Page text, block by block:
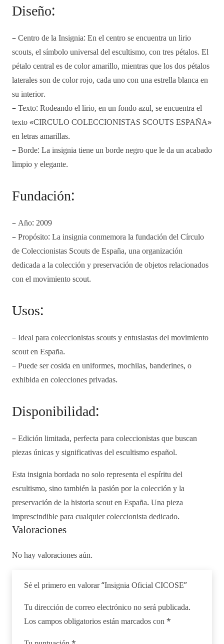
Diseño:
– Centro de la Insignia: En el centro se encuentra un lirio
scouts, el símbolo universal del escultismo, con tres pétalos. El
pétalo central es de color amarillo, mientras que los dos pétalos
laterales son de color rojo, cada uno con una estrella blanca en
su interior.
– Texto: Rodeando el lirio, en un fondo azul, se encuentra el
texto «CIRCULO COLECCIONISTAS SCOUTS ESPAÑA»
en letras amarillas.
– Borde: La insignia tiene un borde negro que le da un acabado
limpio y elegante.
Fundación:
– Año: 2009
– Propósito: La insignia conmemora la fundación del Círculo
de Coleccionistas Scouts de España, una organización
dedicada a la colección y preservación de objetos relacionados
con el movimiento scout.
Usos:
– Ideal para coleccionistas scouts y entusiastas del movimiento
scout en España.
– Puede ser cosida en uniformes, mochilas, banderines, o
exhibida en colecciones privadas.
Disponibilidad:
– Edición limitada, perfecta para coleccionistas que buscan
piezas únicas y significativas del escultismo español.
Esta insignia bordada no solo representa el espíritu del
escultismo, sino también la pasión por la colección y la
preservación de la historia scout en España. Una pieza
imprescindible para cualquier coleccionista dedicado.
Valoraciones
No hay valoraciones aún.
Sé el primero en valorar “Insignia Oficial CICOSE”
Tu dirección de correo electrónico no será publicada.
Los campos obligatorios están marcados con*